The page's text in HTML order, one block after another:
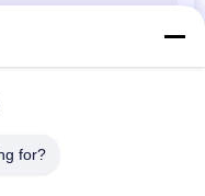
for?